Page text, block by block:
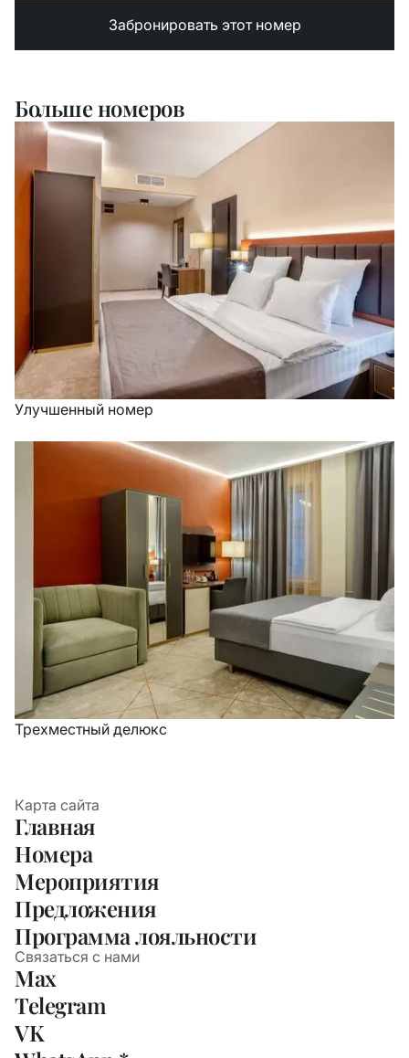
Забронировать этот номер
Больше номеров
Улучшенный номер
Трехместный делюкс
Карта сайта
Главная
Номера
Мероприятия
Предложения
Программа лояльности
Связаться с нами
Max
Telegram
VK